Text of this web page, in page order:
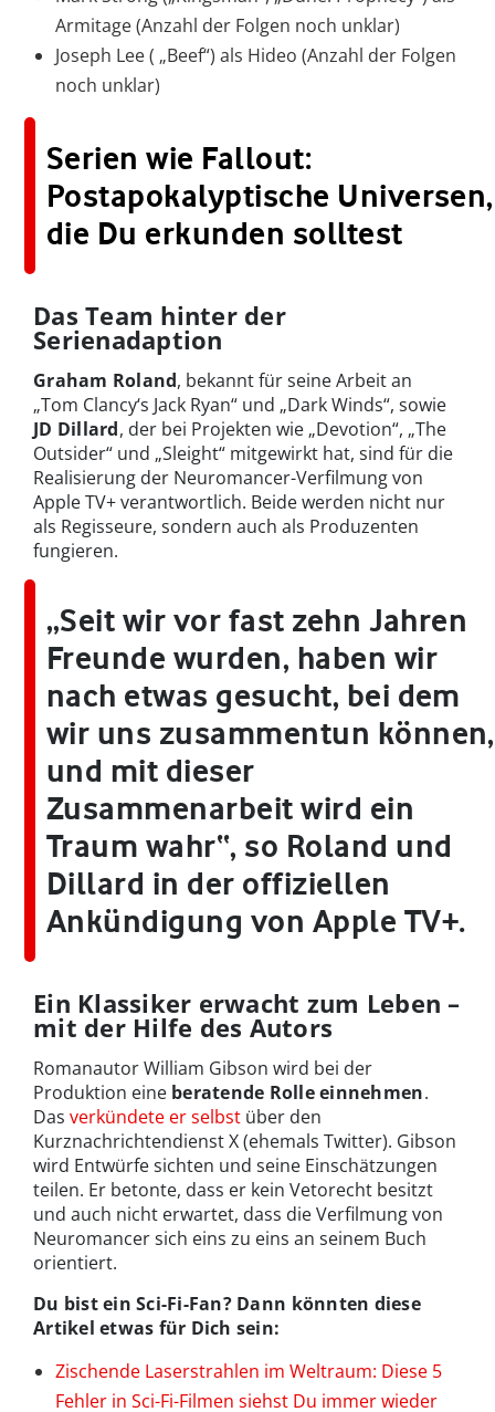
Armitage (Anzahl der Folgen noch unklar)
Joseph Lee ( „Beef“) als Hideo (Anzahl der Folgen
noch unklar)
Serien wie Fallout:
Postapokalyptische Universen,
die Du erkunden solltest
Das Team hinter der
Serienadaption
Graham Roland, bekannt für seine Arbeit an
„Tom Clancy‘s Jack Ryan“ und „Dark Winds“, sowie
JD Dillard, der bei Projekten wie „Devotion“, „The
Outsider“ und „Sleight“ mitgewirkt hat, sind für die
Realisierung der Neuromancer-Verfilmung von
Apple TV+ verantwortlich. Beide werden nicht nur
als Regisseure, sondern auch als Produzenten
fungieren.
„Seit wir vor fast zehn Jahren
Freunde wurden, haben wir
nach etwas gesucht, bei dem
wir uns zusammentun können,
und mit dieser
Zusammenarbeit wird ein
Traum wahr“, so Roland und
Dillard in der offiziellen
Ankündigung von Apple TV+.
Ein Klassiker erwacht zum Leben –
mit der Hilfe des Autors
Romanautor William Gibson wird bei der
Produktion eine beratende Rolle einnehmen.
Das verkündete er selbst über den
Kurznachrichtendienst X (ehemals Twitter). Gibson
wird Entwürfe sichten und seine Einschätzungen
teilen. Er betonte, dass er kein Vetorecht besitzt
und auch nicht erwartet, dass die Verfilmung von
Neuromancer sich eins zu eins an seinem Buch
orientiert.
Du bist ein Sci-Fi-Fan? Dann könnten diese
Artikel etwas für Dich sein:
Zischende Laserstrahlen im Weltraum: Diese 5
Fehler in Sci-Fi-Filmen siehst Du immer wieder